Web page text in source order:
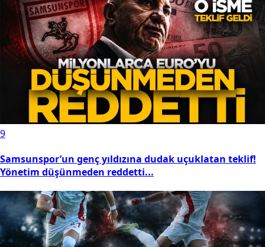
9
Samsunspor’un genç yıldızına dudak uçuklatan teklif!
Yönetim düşünmeden reddetti...